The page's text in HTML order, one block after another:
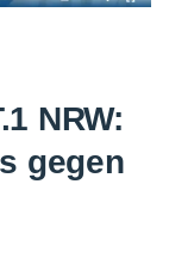
NRW:
gegen